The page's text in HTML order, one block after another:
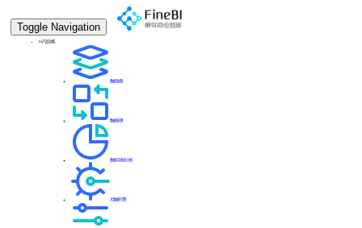
Toggle Navigation
BI产品功能
数据准备
数据处理
数据可视化分析
大数据引擎